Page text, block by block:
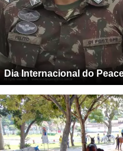
Dia Internacional do